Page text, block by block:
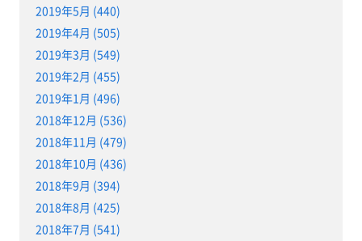
2019年5月 (440)
2019年4月 (505)
2019年3月 (549)
2019年2月 (455)
2019年1月 (496)
2018年12月 (536)
2018年11月 (479)
2018年10月 (436)
2018年9月 (394)
2018年8月 (425)
2018年7月 (541)